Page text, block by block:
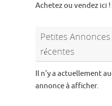
Achetez ou vendez ici !
Petites Annonces
récentes
Il n'y a actuellement
annonce à afficher.